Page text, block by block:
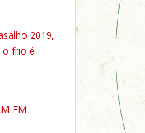
2019,
o frio é
EM